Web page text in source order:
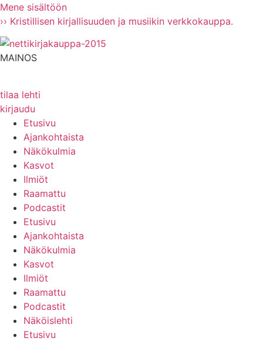
Mene sisältöön
›› Kristillisen kirjallisuuden ja musiikin verkkokauppa.
MAINOS
tilaa lehti
kirjaudu
Etusivu
Ajankohtaista
Näkökulmia
Kasvot
Ilmiöt
Raamattu
Podcastit
Etusivu
Ajankohtaista
Näkökulmia
Kasvot
Ilmiöt
Raamattu
Podcastit
Näköislehti
Etusivu